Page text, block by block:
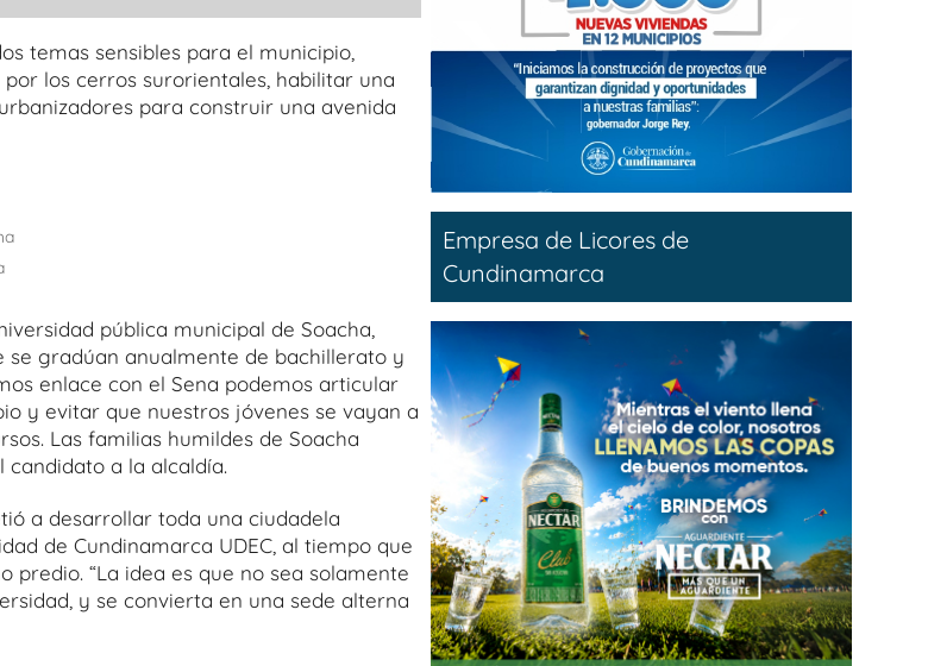
temas sensibles para el municipio,
los cerros surorientales, habilitar una
para construir una avenida
pública municipal de Soacha,
se gradúan anualmente de bachillerato y
enlace con el Sena podemos articular
y evitar que nuestros jóvenes se vayan a
Las familias humildes de Soacha
candidato a la alcaldía.
a desarrollar toda una ciudadela
de Cundinamarca UDEC, al tiempo que
“La idea es que no sea solamente
y se convierta en una sede alterna
Empresa de Licores de
Cundinamarca